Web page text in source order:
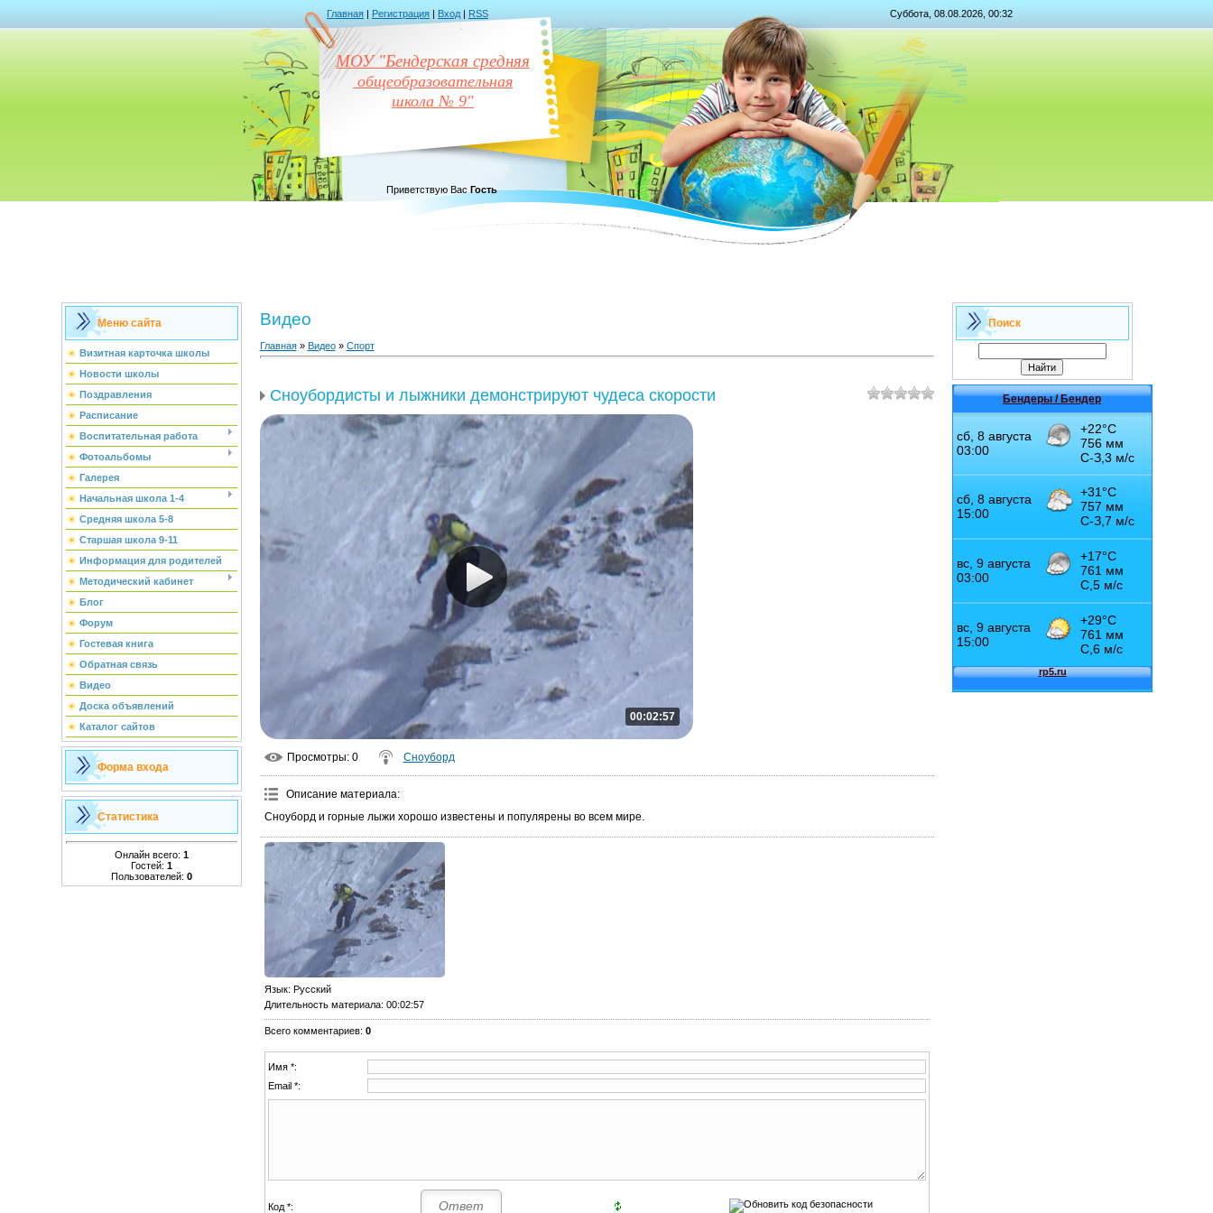
Главная | Регистрация | Вход | RSS Суббота, 08.08.2026, 00:32
МОУ "Бендерская средняя
общеобразовательная
школа № 9"
Приветствую Вас Гость
Меню сайта
Визитная карточка школы
Новости школы
Поздравления
Расписание
Воспитательная работа
Фотоальбомы
Галерея
Начальная школа 1-4
Средняя школа 5-8
Старшая школа 9-11
Информация для родителей
Методический кабинет
Блог
Форум
Гостевая книга
Обратная связь
Видео
Доска объявлений
Каталог сайтов
Форма входа
Статистика
Онлайн всего: 1
Гостей: 1
Пользователей: 0
Видео
Главная» Видео» Спорт
Сноубордисты и лыжники демонстрируют чудеса скорости
00:02:57
Просмотры: 0 Сноуборд
Описание материала:
Сноуборд и горные лыжи хорошо известены и популярены во всем мире.
Язык: Русский
Длительность материала: 00:02:57
Всего комментариев: 0
Имя *:
Email *:
Код *:
Поиск
Бендеры / Бендер